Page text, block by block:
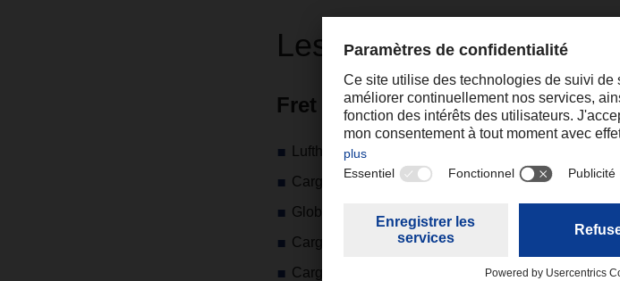
Les récompenses de
Fret aérien
Lufthansa Quality Award Europe & Africa 2014
Cargo Quality Award Allemagne (plusieurs fois
Global Partner depuis 2012
Cargo Quality Award Europe & Africa 2014
Cargo Quality Award 2015